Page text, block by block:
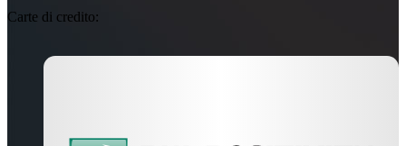
Carte di credito: